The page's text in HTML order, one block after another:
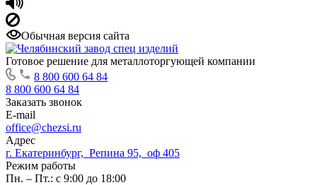
Обычная версия сайта
Готовое решение для металлоторгующей компании
8 800 600 64 84
8 800 600 64 84
Заказать звонок
E-mail
office@chezsi.ru
Адрес
г. Екатеринбург, Репина 95, оф 405
Режим работы
Пн. – Пт.: с 9:00 до 18:00